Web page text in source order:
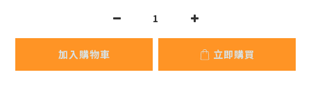
加入購物車 立即購買